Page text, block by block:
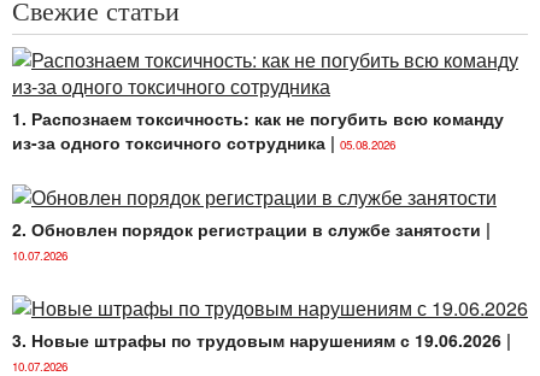
Свежие статьи
1. Распознаем токсичность: как не погубить всю команду
из-за одного токсичного сотрудника | 05.08.2026
2. Обновлен порядок регистрации в службе занятости |
10.07.2026
3. Новые штрафы по трудовым нарушениям с 19.06.2026 |
10.07.2026